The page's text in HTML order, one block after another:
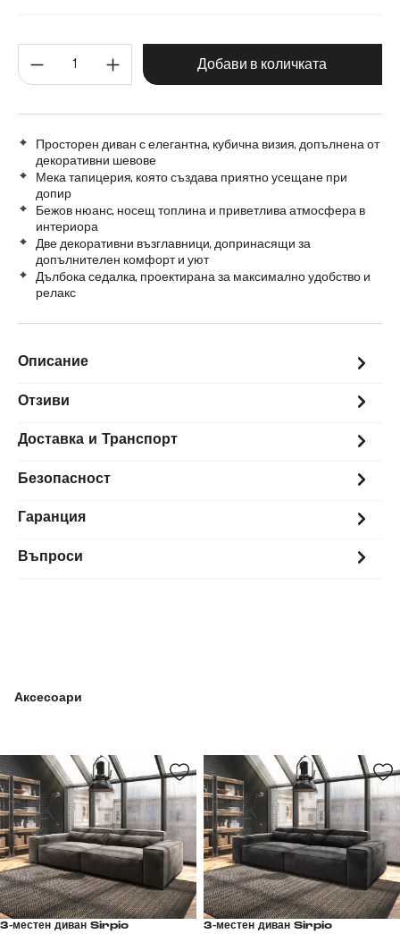
Количество на продукта:
Добави в количката
Просторен диван с елегантна, кубична визия, допълнена от
декоративни шевове
Мека тапицерия, която създава приятно усещане при
допир
Бежов нюанс, носещ топлина и приветлива атмосфера в
интериора
Две декоративни възглавници, допринасящи за
допълнителен комфорт и уют
Дълбока седалка, проектирана за максимално удобство и
релакс
Описание
Отзиви
Доставка и Транспорт
Безопасност
Гаранция
Въпроси
Аксесоари
3-местен диван Sirpio 3-местен диван Sirpio